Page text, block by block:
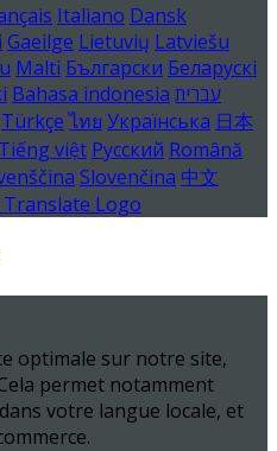
Italiano Dansk
Gaeilge Lietuvių Latviešu
Malti Български Беларускі
Bahasa indonesia עברית
Türkçe ไทย Українська 日本
Tiếng việt Русский Română
Slovenčina 中文
optimale sur notre site,
permet notamment
votre langue locale, et